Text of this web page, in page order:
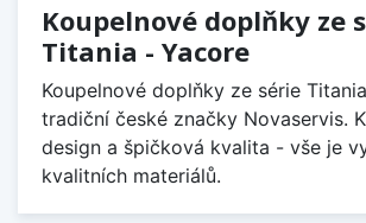
Koupelnové doplňky ze
Titania - Yacore
Koupelnové doplňky ze série
tradiční české značky Novaservis.
design a špičková kvalita - vše je
kvalitních materiálů.